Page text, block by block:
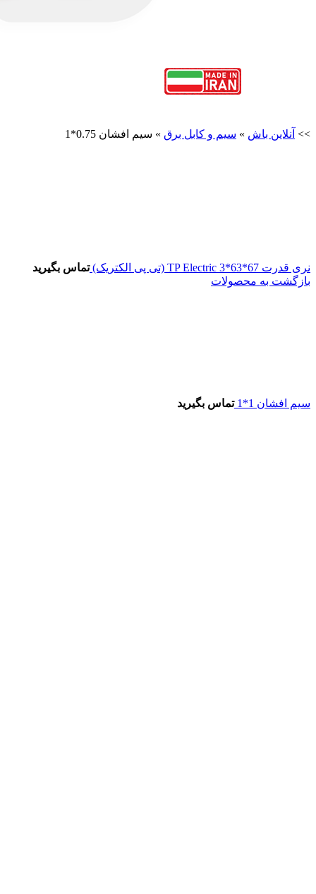
>> آنلاین باش » سیم و کابل برق » سیم افشان 0.75*1
نری قدرت 67*63*3 TP Electric (تی پی الکتریک)
تماس بگیرید
بازگشت به محصولات
سیم افشان 1*1 تماس بگیرید